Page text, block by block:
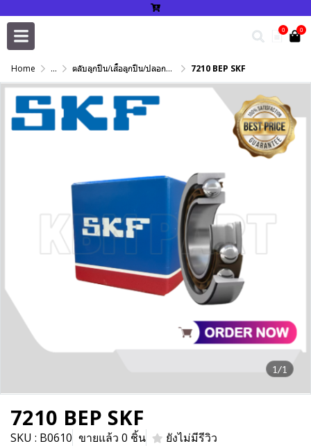
0 0
Home ... ตลับลูกปืน/เสื้อลูกปืน/ปลอกปรับเพลา/แหวนกำหนด/เพลาฮาร์ดโครม 7210 BEP SKF
1/1
7210 BEP SKF
SKU : B0610 ขายแล้ว 0 ชิ้น
ยังไม่มีรีวิว